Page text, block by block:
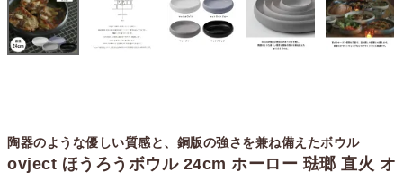
陶器のような優しい質感と、銅版の強さを兼ね備えたボウル
ovject ほうろうボウル 24cm ホーロー 琺瑯 直火 オ